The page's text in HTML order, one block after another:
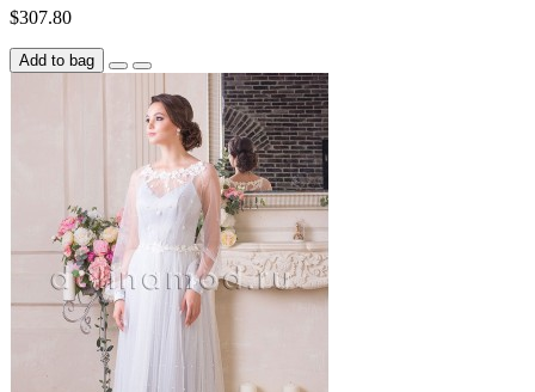
$307.80
Add to bag